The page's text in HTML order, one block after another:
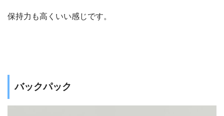
保持力も高くいい感じです。
バックパック